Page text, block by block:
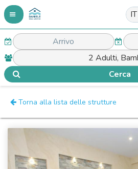
IT
Cerca
Torna alla lista delle strutture